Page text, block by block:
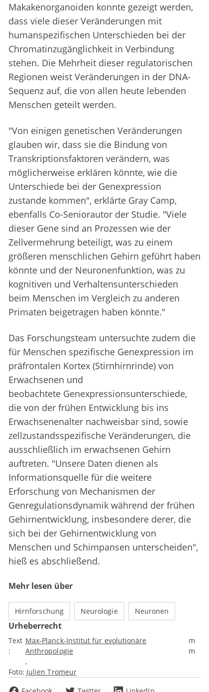
Makakenorganoiden konnte gezeigt werden,
dass viele dieser Veränderungen mit
humanspezifischen Unterschieden bei der
Chromatinzugänglichkeit in Verbindung
stehen. Die Mehrheit dieser regulatorischen
Regionen weist Veränderungen in der DNA-
Sequenz auf, die von allen heute lebenden
Menschen geteilt werden.
"Von einigen genetischen Veränderungen
glauben wir, dass sie die Bindung von
Transkriptionsfaktoren verändern, was
möglicherweise erklären könnte, wie die
Unterschiede bei der Genexpression
zustande kommen", erklärte Gray Camp,
ebenfalls Co-Seniorautor der Studie. "Viele
dieser Gene sind an Prozessen wie der
Zellvermehrung beteiligt, was zu einem
größeren menschlichen Gehirn geführt haben
könnte und der Neuronenfunktion, was zu
kognitiven und Verhaltensunterschieden
beim Menschen im Vergleich zu anderen
Primaten beigetragen haben könnte."
Das Forschungsteam untersuchte zudem die
für Menschen spezifische Genexpression im
präfrontalen Kortex (Stirnhirnrinde) von
Erwachsenen und
beobachtete Genexpressionsunterschiede,
die von der frühen Entwicklung bis ins
Erwachsenenalter nachweisbar sind, sowie
zellzustandsspezifische Veränderungen, die
ausschließlich im erwachsenen Gehirn
auftreten. "Unsere Daten dienen als
Informationsquelle für die weitere
Erforschung von Mechanismen der
Genregulationsdynamik während der frühen
Gehirnentwicklung, insbesondere derer, die
sich bei der Gehirnentwicklung von
Menschen und Schimpansen unterscheiden",
hieß es abschließend.
Mehr lesen über
Hirnforschung Neurologie Neuronen
Urheberrecht
Text
:
Max-Planck-Institut für evolutionäre
Anthropologie
m
m
Foto: Julien Tromeur